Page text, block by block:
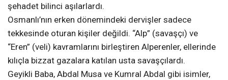
şehadet bilinci aşılarlardı.
Osmanlı’nın erken dönemindeki dervişler sadece
tekkesinde oturan kişiler değildi. “Alp” (savaşçı) ve
“Eren” (veli) kavramlarını birleştiren Alperenler, ellerinde
kılıçla bizzat gazalara katılan usta savaşçılardı.
Geyikli Baba, Abdal Musa ve Kumral Abdal gibi isimler,